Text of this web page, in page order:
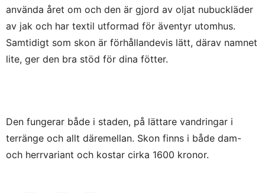
använda året om och den är gjord av oljat nubuckläder
av jak och har textil utformad för äventyr utomhus.
Samtidigt som skon är förhållandevis lätt, därav namnet
lite, ger den bra stöd för dina fötter.
Den fungerar både i staden, på lättare vandringar i
terränge och allt däremellan. Skon finns i både dam-
och herrvariant och kostar cirka 1600 kronor.